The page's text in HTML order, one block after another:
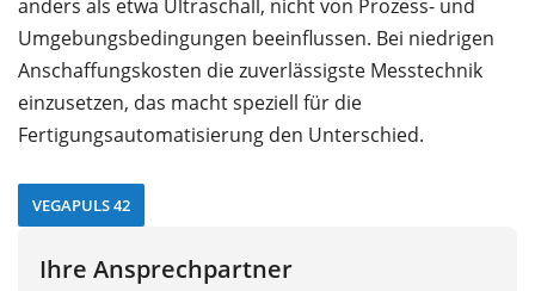
anders als etwa Ultraschall, nicht von Prozess- und
Umgebungsbedingungen beeinflussen. Bei niedrigen
Anschaffungskosten die zuverlässigste Messtechnik
einzusetzen, das macht speziell für die
Fertigungsautomatisierung den Unterschied.
VEGAPULS 42
Ihre Ansprechpartner